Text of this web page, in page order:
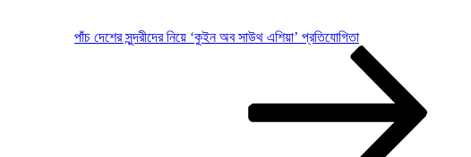
পাঁচ দেশের সুন্দরীদের নিয়ে ‘কুইন অব সাউথ এশিয়া’ প্রতিযোগিতা